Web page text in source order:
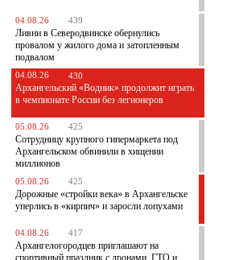
04.08.26 439
Ливни в Северодвинске обернулись
провалом у жилого дома и затопленным
подвалом
04.08.26 430
Архангельский «Водник» продолжит играть
в чемпионате России без легионеров
05.08.26 425
Сотрудницу крупного гипермаркета под
Архангельском обвинили в хищении
миллионов
05.08.26 425
Дорожные «стройки века» в Архангельске
уперлись в «кирпич» и заросли лопухами
04.08.26 417
Архангелогородцев приглашают на
спортивный праздник с дронами, ГТО и